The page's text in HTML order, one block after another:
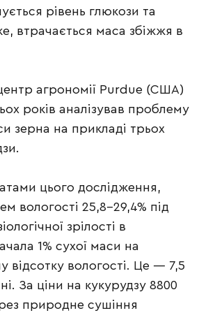
рівень глюкози та
втрачається маса збіжжя в
агрономії Purdue (США)
років аналізував проблему
зерна на прикладі трьох
цього дослідження,
вологості 25,8–29,4% під
зрілості в
1% сухої маси на
відсотку вологості. Це — 7,5
За ціни на кукурудзу 8800
природне сушіння